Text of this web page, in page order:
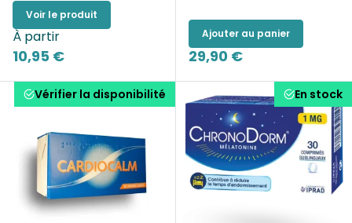
Voir le produit
À partir
10,95 €
Ajouter au panier
29,90 €
Vérifier la disponibilité En stock